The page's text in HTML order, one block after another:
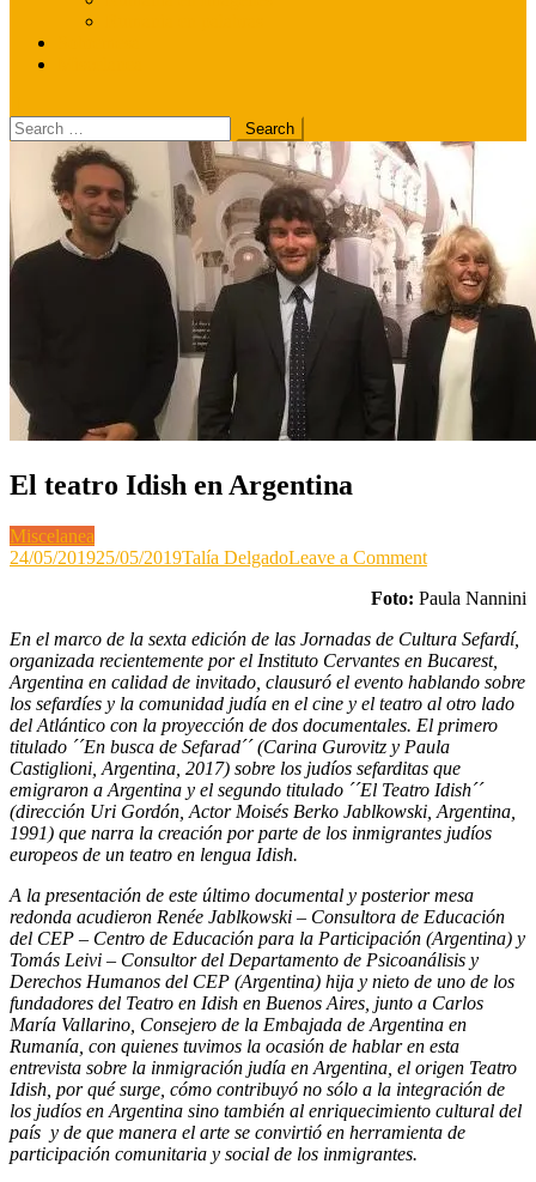
Search
for:
El teatro Idish en Argentina
Miscelanea
24/05/201925/05/2019Talía DelgadoLeave a Commenton
teatro
en
Argentina
Foto: Paula Nannini
En el marco de la sexta edición de las Jornadas de Cultura Sefardí,
organizada recientemente por el Instituto Cervantes en Bucarest,
Argentina en calidad de invitado, clausuró el evento hablando sobre
los sefardíes y la comunidad judía en el cine y el teatro al otro lado
del Atlántico con la proyección de dos documentales. El primero
titulado ´´En busca de Sefarad´´ (Carina Gurovitz y Paula
Castiglioni, Argentina, 2017) sobre los judíos sefarditas que
emigraron a Argentina y el segundo titulado ´´El Teatro Idish´´
(dirección Uri Gordón, Actor Moisés Berko Jablkowski, Argentina,
1991) que narra la creación por parte de los inmigrantes judíos
europeos de un teatro en lengua Idish.
A la presentación de este último documental y posterior mesa
redonda acudieron Renée Jablkowski – Consultora de Educación
del CEP – Centro de Educación para la Participación (Argentina) y
Tomás Leivi – Consultor del Departamento de Psicoanálisis y
Derechos Humanos del CEP (Argentina) hija y nieto de uno de los
fundadores del Teatro en Idish en Buenos Aires, junto a Carlos
María Vallarino, Consejero de la Embajada de Argentina en
Rumanía, con quienes tuvimos la ocasión de hablar en esta
entrevista sobre la inmigración judía en Argentina, el origen Teatro
Idish, por qué surge, cómo contribuyó no sólo a la integración de
los judíos en Argentina sino también al enriquecimiento cultural del
país y de que manera el arte se convirtió en herramienta de
participación comunitaria y social de los inmigrantes.